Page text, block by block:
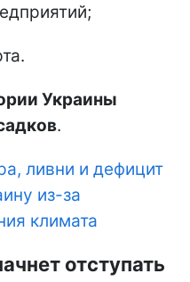
Украины
.
ливни и дефицит
из-за
климата
отступать